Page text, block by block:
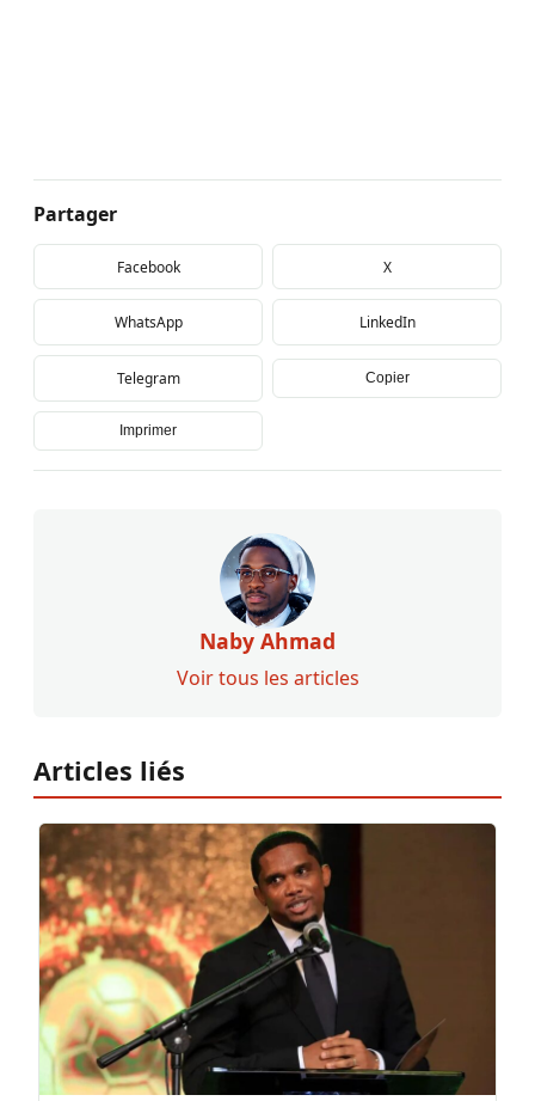
Partager
Facebook X
WhatsApp LinkedIn
Telegram Copier
Imprimer
Naby Ahmad
Voir tous les articles
Articles liés